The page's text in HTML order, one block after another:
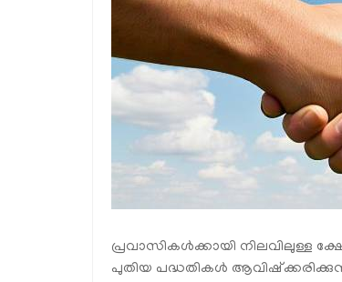
പ്രവാസികള്‍ക്കായി നിലവിലുള്ള
പുതിയ പദ്ധതികള്‍